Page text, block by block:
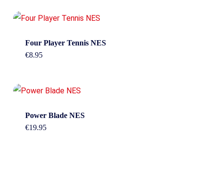
Four Player Tennis NES
€8.95
Power Blade NES
€19.95